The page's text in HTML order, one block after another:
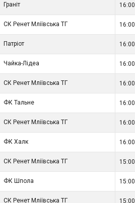
Граніт 16:00
СК Ренет Мліївська ТГ 16:00
Патріот 16:00
Чайка-Лідеа 16:00
СК Ренет Мліївська ТГ 16:00
ФК Тальне 16:00
СК Ренет Мліївська ТГ 16:00
ФК Халк 16:00
СК Ренет Мліївська ТГ 15:00
ФК Шпола 15:00
СК Ренет Мліївська ТГ 15:00